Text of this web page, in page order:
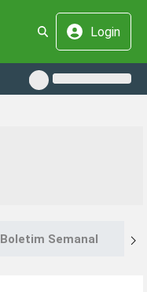
Login
Boletim Semanal